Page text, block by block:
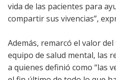
vida de las pacientes para
compartir sus vivencias”,
Además, remarcó el valor
equipo de salud mental, las
a quienes definió como “las